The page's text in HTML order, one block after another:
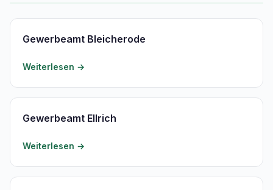
Gewerbeamt Bleicherode
Weiterlesen →
Gewerbeamt Ellrich
Weiterlesen →